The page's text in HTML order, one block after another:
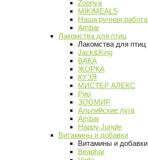
Zoonya
MIKIMEALS
Наша ручная работа
Ambar
Лакомства для птиц
Лакомства для птиц
Jack&King
ВАКА
ЖОРКА
КУЗЯ
МИСТЕР АЛЕКС
Рио
ЗООМИР
Альпийские луга
Ambar
Happy Jungle
Витамины и добавки
Витамины и добавки
Beaphar